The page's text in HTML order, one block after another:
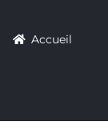
Accueil